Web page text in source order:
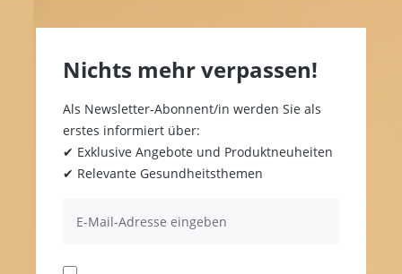
Nichts mehr verpassen!
Als Newsletter-Abonnent/in werden Sie als
erstes informiert über:
✔ Exklusive Angebote und Produktneuheiten
✔ Relevante Gesundheitsthemen